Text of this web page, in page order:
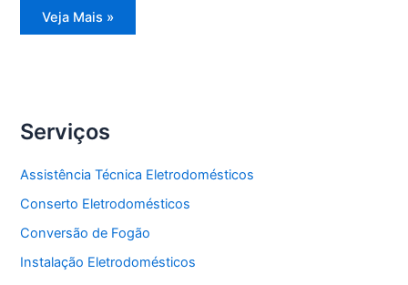
Assistência
Técnica
Veja Mais »
Serviços
Assistência Técnica Eletrodomésticos
Conserto Eletrodomésticos
Conversão de Fogão
Instalação Eletrodomésticos